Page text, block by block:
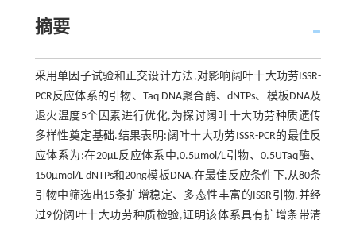
摘要
采用单因子试验和正交设计方法,对影响阔叶十大功劳ISSR-
PCR反应体系的引物、Taq DNA聚合酶、dNTPs、模板DNA及
退火温度5个因素进行优化,为探讨阔叶十大功劳种质遗传
多样性奠定基础.结果表明:阔叶十大功劳ISSR-PCR的最佳反
应体系为:在20μL反应体系中,0.5μmol/L引物、0.5UTaq酶、
150μmol/L dNTPs和20ng模板DNA.在最佳反应条件下,从80条
引物中筛选出15条扩增稳定、多态性丰富的ISSR引物,并经
过9份阔叶十大功劳种质检验,证明该体系具有扩增条带清